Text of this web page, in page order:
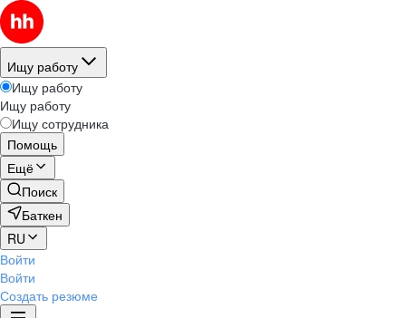
Ищу работу
Ищу работу
Ищу работу
Ищу сотрудника
Помощь
Ещё
Поиск
Баткен
RU
Войти
Войти
Создать резюме